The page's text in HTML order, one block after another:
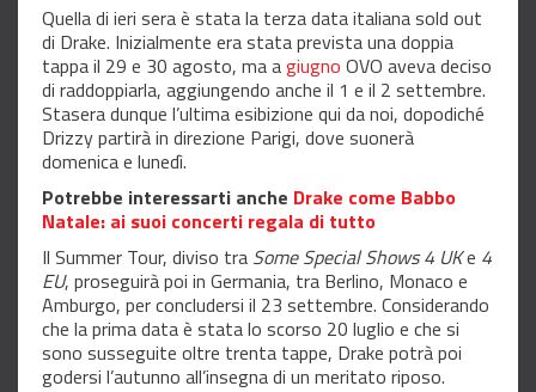
Quella di ieri sera è stata la terza data italiana sold out
di Drake. Inizialmente era stata prevista una doppia
tappa il 29 e 30 agosto, ma agiugno OVO aveva deciso
di raddoppiarla, aggiungendo anche il 1 e il 2 settembre.
Stasera dunque l’ultima esibizione qui da noi, dopodiché
Drizzy partirà in direzione Parigi, dove suonerà
domenica e lunedì.
Potrebbe interessarti anche Drake come Babbo
Natale: ai suoi concerti regala di tutto
Il Summer Tour, diviso tra Some Special Shows 4 UKe 4
EU, proseguirà poi in Germania, tra Berlino, Monaco e
Amburgo, per concludersi il 23 settembre. Considerando
che la prima data è stata lo scorso 20 luglio e che si
sono susseguite oltre trenta tappe, Drake potrà poi
godersi l’autunno all’insegna di un meritato riposo.